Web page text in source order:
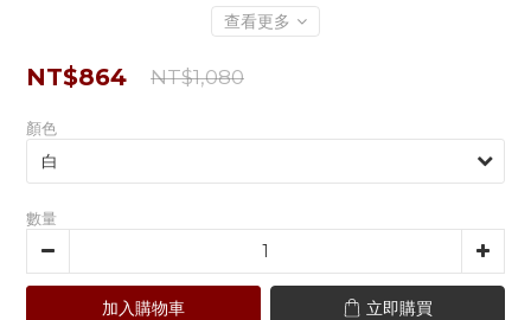
查看更多
NT$864 NT$1,080
顏色
數量
加入購物車 立即購買